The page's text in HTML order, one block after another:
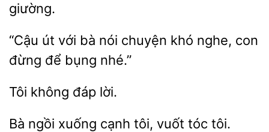
giường.
“Cậu út với bà nói chuyện
con
để bụng nhé.”
lời.
Bà ngồi tôi, vuốt tóc